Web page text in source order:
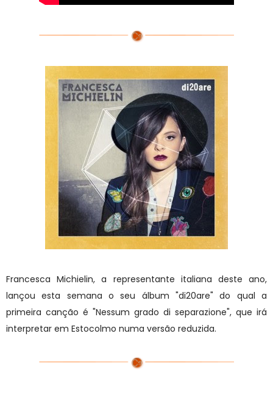
Francesca Michielin, a representante italiana deste ano,
lançou esta semana o seu álbum "di20are" do qual a
primeira canção é "Nessum grado di separazione", que irá
interpretar em Estocolmo numa versão reduzida.